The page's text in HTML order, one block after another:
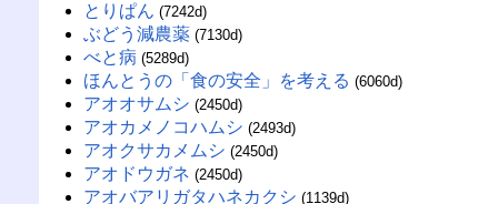
とりぱん (7242d)
ぶどう減農薬 (7130d)
べと病 (5289d)
ほんとうの「食の安全」を考える (6060d)
アオオサムシ (2450d)
アオカメノコハムシ (2493d)
アオクサカメムシ (2450d)
アオドウガネ (2450d)
アオバアリガタハネカクシ (1139d)